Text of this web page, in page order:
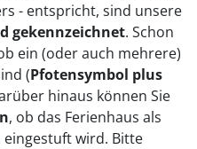
- entspricht, sind unsere
gekennzeichnet. Schon
ein (oder auch mehrere)
(Pfotensymbol plus
hinaus können Sie
, ob das Ferienhaus als
wird. Bitte